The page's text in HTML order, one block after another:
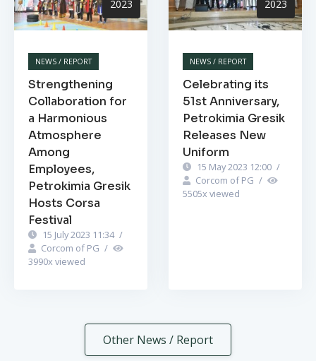
2023
NEWS / REPORT
Strengthening
Collaboration for
a Harmonious
Atmosphere
Among
Employees,
Petrokimia Gresik
Hosts Corsa
Festival
15 July 2023 11:34 /
Corcom of PG /
3990x viewed
2023
NEWS / REPORT
Celebrating its
51st Anniversary,
Petrokimia Gresik
Releases New
Uniform
15 May 2023 12:00 /
Corcom of PG /
5505x viewed
Other News / Report